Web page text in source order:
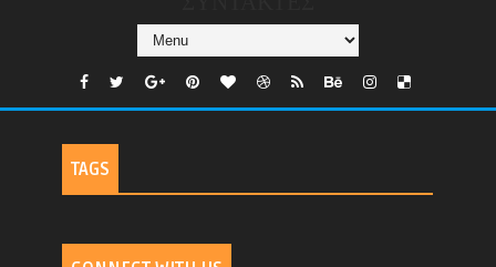
TAGS